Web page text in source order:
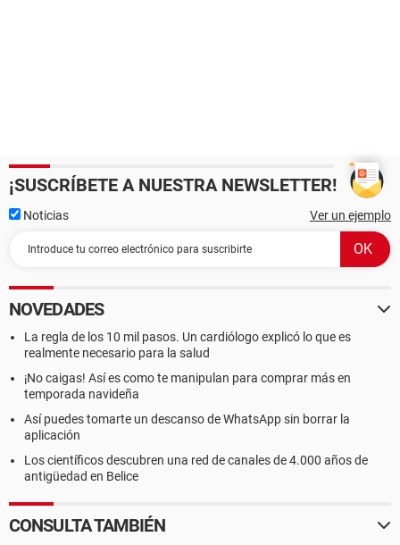
¡SUSCRÍBETE A NUESTRA NEWSLETTER!
Noticias Ver un ejemplo
NOVEDADES
La regla de los 10 mil pasos. Un cardiólogo explicó lo que es
realmente necesario para la salud
¡No caigas! Así es como te manipulan para comprar más en
temporada navideña
Así puedes tomarte un descanso de WhatsApp sin borrar la
aplicación
Los científicos descubren una red de canales de 4.000 años de
antigüedad en Belice
CONSULTA TAMBIÉN